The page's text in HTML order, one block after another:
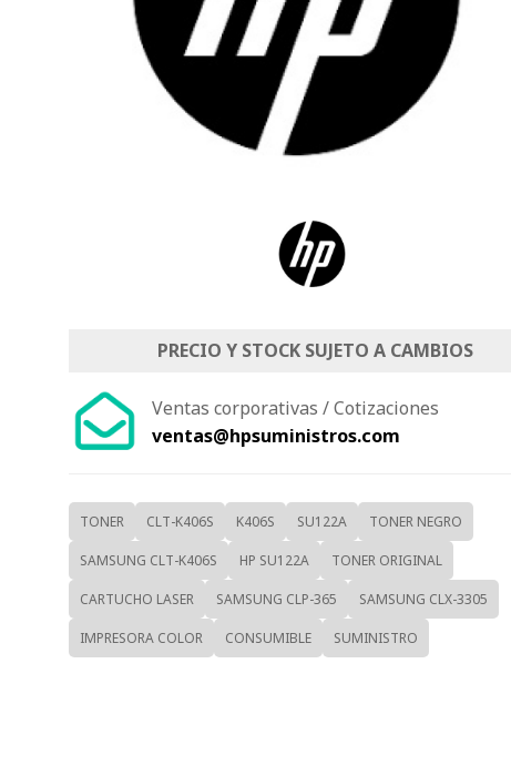
PRECIO Y STOCK SUJETO A CAMBIOS
Ventas corporativas / Cotizaciones
ventas@hpsuministros.com
TONER CLT-K406S K406S SU122A TONER NEGRO
SAMSUNG CLT-K406S HP SU122A TONER ORIGINAL
CARTUCHO LASER SAMSUNG CLP-365 SAMSUNG CLX-3305
IMPRESORA COLOR CONSUMIBLE SUMINISTRO